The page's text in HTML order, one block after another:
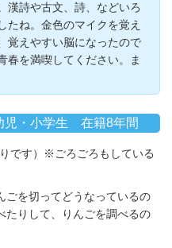
漢詩や古文、詩、などいろ
たね。金色のマイクを覚え
覚えやすい脳になったので
春を満喫してください。ま
児・小学生 在籍8年間
です）※ごろごろもしている
ごを切ってどうなっているの
たりして、りんごを調べるの